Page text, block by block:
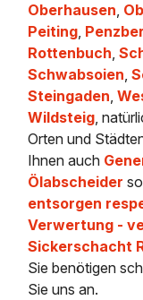
Oberhausen,
Peiting,
Rottenbuch,
Schwabsoien,
Steingaden,
Wildsteig,
Orten und
Ihnen auch
Ölabscheider
entsorgen
Verwertung -
Sickerschacht
Sie benötigen
Sie uns an.